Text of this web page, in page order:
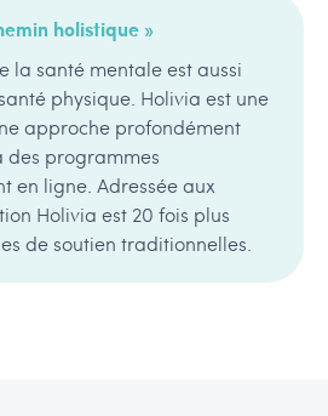
holistique »
la santé mentale est aussi
physique. Holivia est une
approche profondément
des programmes
en ligne. Adressée aux
Holivia est 20 fois plus
de soutien traditionnelles.